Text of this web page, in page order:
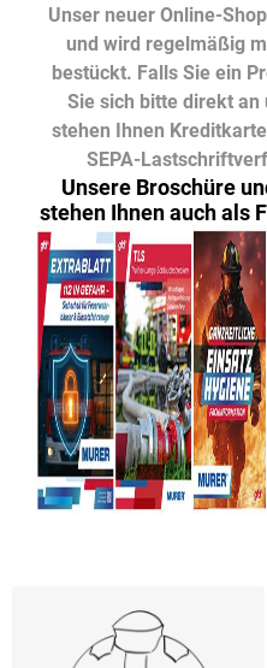
Unser neuer Online-
und wird regelmäßig
bestückt. Falls Sie ein
Sie sich bitte direkt an
stehen Ihnen
SEPA-
Unsere Broschüre
stehen Ihnen auch als